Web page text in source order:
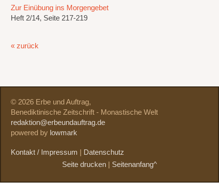
Zur Einübung ins Morgengebet
Heft 2/14, Seite 217-219
« zurück
© 2026 Erbe und Auftrag,
Benediktinische Zeitschrift - Monastische Welt
redaktion@erbeundauftrag.de
powered by lowmark
Kontakt / Impressum
Datenschutz
Seite drucken
Seitenanfang^